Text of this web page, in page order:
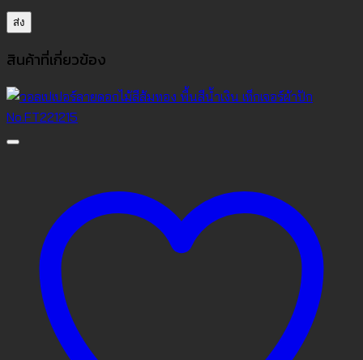
สินค้าที่เกี่ยวข้อง